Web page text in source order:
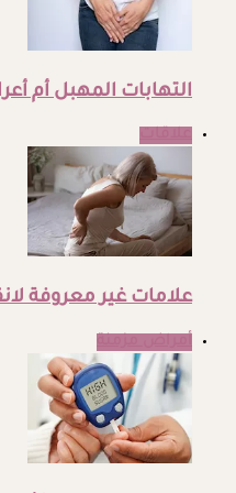
التهابات المهبل أم
علامات غير معروفة